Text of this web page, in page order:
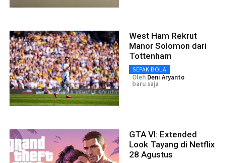
West Ham Rekrut
Manor Solomon dari
Tottenham
SEPAK BOLA
Oleh Deni Aryanto
baru saja
GTA VI: Extended
Look Tayang di Netflix
28 Agustus